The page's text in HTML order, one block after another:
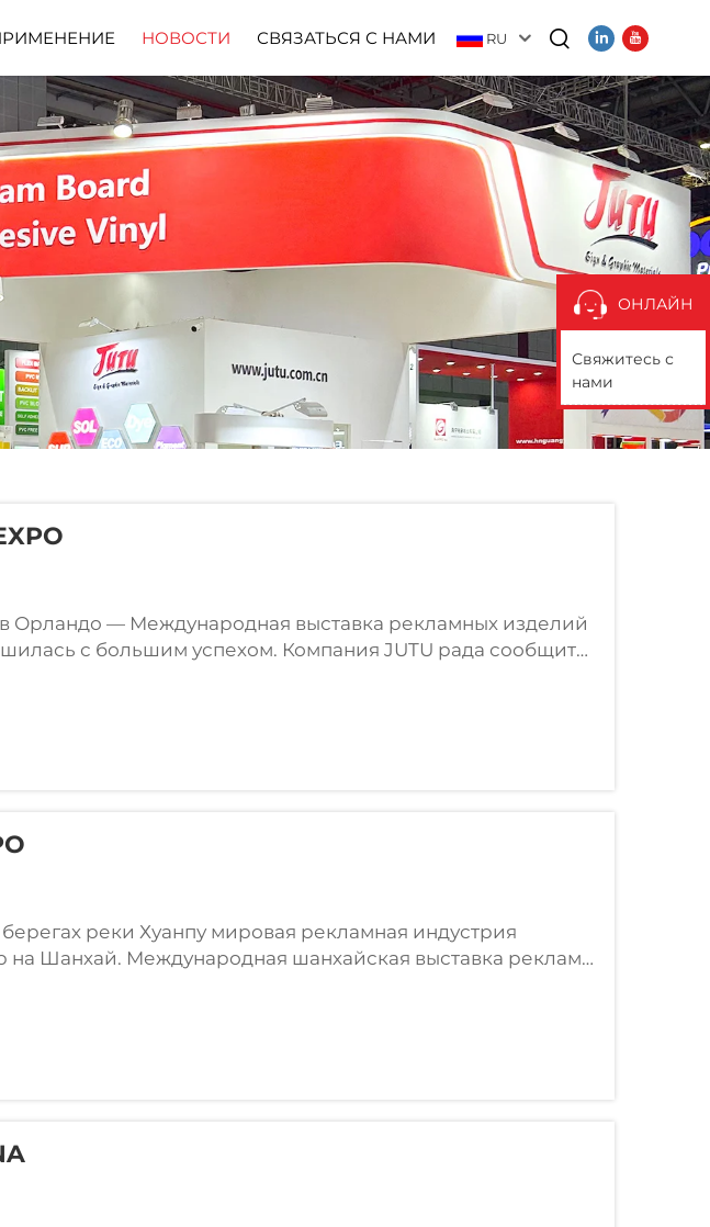
Скачать Видео
НОВОСТИ СВЯЗАТЬСЯ С НАМИ RU
ОНЛАЙН
Свяжитесь с
нами
в Орландо — Международная выставка рекламных изделий
с большим успехом. Компания JUTU рада сообщить
реки Хуанпу мировая рекламная индустрия
на Шанхай. Международная шанхайская выставка рекламы